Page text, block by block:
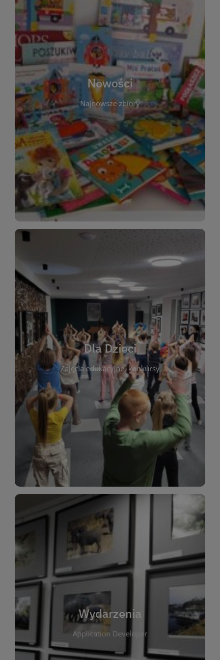
Nowości
Najnowsze zbiory
W tej sekcji prezentujemy najnowsze książki,
audiobooki oraz filmy, które właśnie trafiły do
zbiorów Miejskiej Biblioteki Publicznej w
Starachowicach. Regularnie aktualizujemy listę,
aby Czytelnicy mogli na bieżąco odkrywać świeże
tytuły i najciekawsze premiery wydawnicze. Każda
pozycja opatrzona jest krótkim opisem i
informacją o dostępności w katalogu. Zachęcamy
do częstych odwiedzin – nowości pojawiają się
niemal każdego tygodnia! Dzięki tej zakładce
zawsze będziesz wiedzieć, co warto przeczytać
jako pierwsze.
WIĘCEJ
Dla Dzieci
Zajęcia edukacyjne, konkursy
Dla Dzieci
To miejsce stworzone z myślą o najmłodszych
czytelnikach i ich rodzicach. Znajdziesz tu
informacje o zajęciach edukacyjnych, konkursach
plastycznych i spotkaniach z autorami książek dla
dzieci. Biblioteka oferuje bogaty wybór bajek,
opowiadań i lektur szkolnych, a także przyjazny
kącik do wspólnego czytania. Pragniemy
rozbudzać miłość do książek od najmłodszych lat.
Zapraszamy do wspólnej zabawy i odkrywania
świata literatury!
WIĘCEJ
Wydarzenia
Application Developer
Wydarzenia
W tej zakładce publikujemy informacje o
wszystkich wydarzeniach organizowanych przez
bibliotekę. Znajdziesz tu zapowiedzi spotkań
autorskich, warsztatów, prelekcji i zajęć
tematycznych dla różnych grup wiekowych. Każde
wydarzenie ma na celu promowanie kultury
czytelniczej oraz integrację społeczności lokalnej.
Dzięki kalendarzowi wydarzeń możesz łatwo